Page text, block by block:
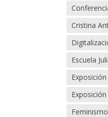
Cristina
Escuela
Exposición
Feminismo